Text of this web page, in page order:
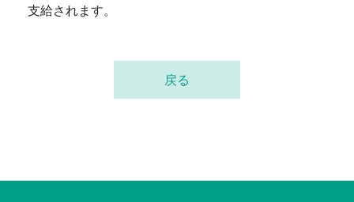
支給されます。
戻る